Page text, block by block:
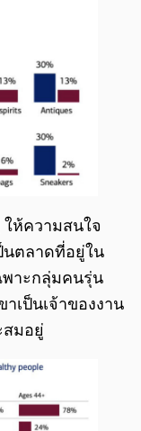
ห้ความสนใจ
นตลาดที่อยู่ใน
าะกลุ่มคนรุ่น
าเป็นเจ้าของงาน
สมอยู่